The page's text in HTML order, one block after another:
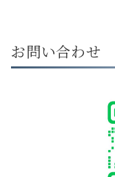
お問い合わせ